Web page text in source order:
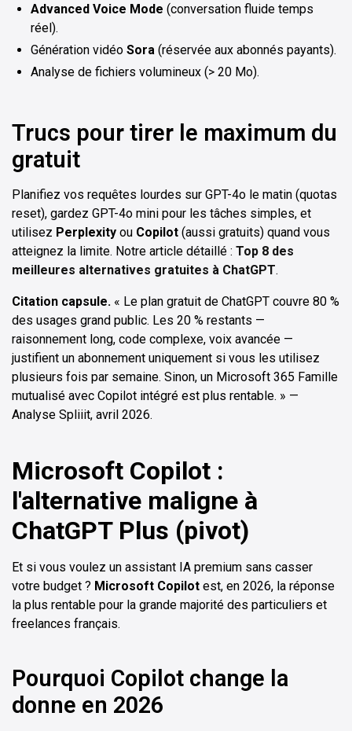
Advanced Voice Mode (conversation fluide temps
réel).
Génération vidéo Sora (réservée aux abonnés payants).
Analyse de fichiers volumineux (> 20 Mo).
Trucs pour tirer le maximum du
gratuit
Planifiez vos requêtes lourdes sur GPT-4o le matin (quotas
reset), gardez GPT-4o mini pour les tâches simples, et
utilisez Perplexity ou Copilot (aussi gratuits) quand vous
atteignez la limite. Notre article détaillé : Top 8 des
meilleures alternatives gratuites à ChatGPT.
Citation capsule. « Le plan gratuit de ChatGPT couvre 80 %
des usages grand public. Les 20 % restants —
raisonnement long, code complexe, voix avancée —
justifient un abonnement uniquement si vous les utilisez
plusieurs fois par semaine. Sinon, un Microsoft 365 Famille
mutualisé avec Copilot intégré est plus rentable. » —
Analyse Spliiit, avril 2026.
Microsoft Copilot :
l'alternative maligne à
ChatGPT Plus (pivot)
Et si vous voulez un assistant IA premium sans casser
votre budget ? Microsoft Copilot est, en 2026, la réponse
la plus rentable pour la grande majorité des particuliers et
freelances français.
Pourquoi Copilot change la
donne en 2026